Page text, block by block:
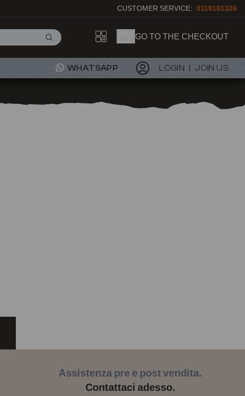
CUSTOMER SERVICE: 0119101326
GO TO THE CHECKOUT
WHATSAPP LOGIN JOIN US
Assistenza pre e post vendita.
Contattaci adesso.